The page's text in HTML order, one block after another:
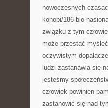
nowoczesnych
konopi/186-bio-
związku z tym
może przestać
oczywistym
ludzi zastanawia się
jesteśmy
człowiek powinien
zastanowić się nad